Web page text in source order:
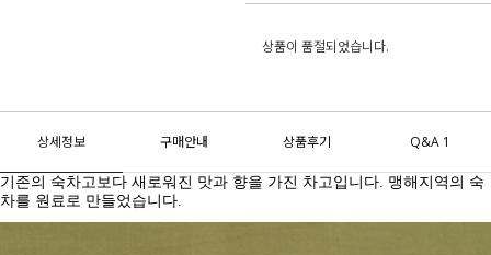
상품이 품절되었습니다.
상세정보 구매안내 상품후기 Q&A 1
기존의 숙차고보다 새로워진 맛과 향을 가진 차고입니다. 맹해지역의 숙
차를 원료로 만들었습니다.